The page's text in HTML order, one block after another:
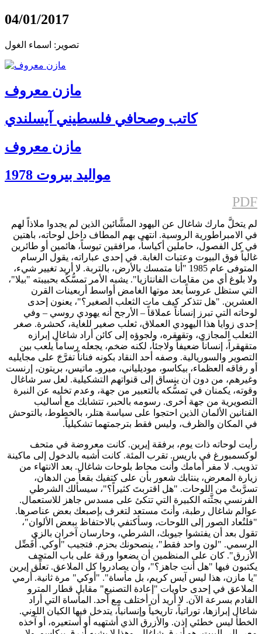
04/01/2017
تصوير: اسماء الغول
مازن معروف
كاتب وصحافي فلسطيني آيسلندي
مازن معروف
مواليد بيروت 1978
PDF
لم يتخلَّ مارك شاغال عن اليهود المشَّائين الذين لم يجدوا ملاذاً لهم
في الامبراطورية الروسية. انتهى بهم المطاف داخل لوحاته، باهتين
في كل الفصول، حاملين أكياساً، مرافقين تيوساً، هائمين أو طائرين
غالباً فوق البيوت وعتبات الغابة. في إحدى عباراته، يقول الرسام
المتوفى عام 1985 "أنا متمسك بالأرض، بالتربة. لا أريد تغيير شيء،
ولا بلوغ أي من مقامات الفانتازيا". يشبه الأمر تمسُّكًه بحبيبته "بيلا"،
التي ستظل عروساً بعد موتها الغامض أواسط أربعينات القرن
العشرين. "هل تتذكر كيف مات الثعلب الصغير؟"، يعنون إحدى
لوحاته التي تبرز إنساناً عملاقاً – الأرجح أنه يهودي روسي – وفي
إحدى زوايا هذا اليهودي العملاق، ثعلب صغير للغاية، كحشرة. صغر
الثعلب المجازي، وتقهقره، ولجوؤه إلى كائن أراد شاغال إبرازه
متقهقراً، إنساناً ضعيفاً ولاجئاً، لكنه ضخم، يجعله رساماً يلعب بين
التصوير والسوريالية. وصفه أحد النقاد بكونه فناناً تفرَّجَ على مجايليه
أو رفاقه العظماء، بيكاسو، موديلياني، ميروـ ماتيس، بريتون، إرنست
وغيرهم، من دون أن ينساق إلى قنواتهم التشكيلية. لعل سر شاغال
وقوته، يكمنان في تمسُّكه بالتعبير من جهة، وعدم تخليه عن النبرة
التصويرية من جهة أخرى. رسومه بالحبر، تتشابك مع أساليب
الفنانين الألمان الذين احتجوا على سياسة هتلر، بالخطوط، بالتوحش
في المكان والظرف، وليس فقط بترجمتهما تشكيلياً.
رأيت لوحاته ذات يوم، برفقة إيرين. كانت معروضة في متحف
لوكسمبورغ في باريس. تقرب المئة. كانت أشبه بالدخول إلى ماكينة
تذويب. لا مفر أمامك وأنت محاط بلوحات شاغال. بعد الانتهاء من
زيارة المعرض، ينتابك شعور بأن على كتفيك بقعاً من الدهان،
تسرَّبتْ من اللوحات. "هل اقتربتَ كثيراً؟"، سيسألك الشرطي
الفرنسي بجثَّته الكبيرة التي تتكئ على مسدس جاهز للاستعمال.
عوالم شاغال رطبة، وأنتَ مستعد لتغرف بإصبعك بعض عناصرها.
"فلتُعاد الصور إلى اللوحات، وسأكتفي بالاحتفاظ ببعض الألوان"،
تقول بعد أن يفتشوا جيوبك، الشرطي، وحارسان آخران بالزي
الرسمي. "لون واحد فقط"، ينصحونك بحزم. فتجيب "أوكي. أُفَضِّل
الأزرق". كان على المنظمين أن يضعوا ورقة على باب المتحف
يكتبون فيها "هل أنت جاهز؟"، وأن يصادروا كل الملاعق. تعلِّق إيرين
"يا مازن، هذا ليس آيس كريم، بل مأساة". "أوكي" مرة ثانية. أرمي
الملاعق في إحدى حاويات "إعادة التصنيع" مقابل قطار المترو
القادم بسرعة الآن. لا أريد أن أختلف مع أحد. المأساة التي أراد
شاغال إبرازها، توراتياً، تاريخياً وإنسانياً، يتدخل فيها الكيان اللوني.
الخطأ ليس خطئي إذن. والأزرق الذي أشتهيه أو أستعيره، أو آخذه